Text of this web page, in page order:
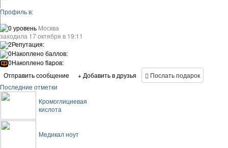
Профиль в:
0 уровень Москва
заходила 17 октября в 19:11
2Репутация:
0Накоплено баллов:
0Накоплено flapов:
Отправить сообщение
+ Добавить в друзья
Послать подарок
Последние отметки
Кромоглициевая
кислота
Медикал ноут